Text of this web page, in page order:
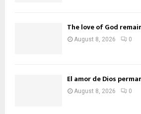
The love of God
August 8, 2026 0
El amor de Dios
August 8, 2026 0